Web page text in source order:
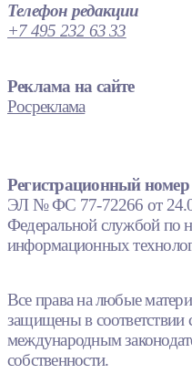
Телефон редакции
+7 495 232 63 33
Реклама на сайте
Росреклама
Регистрационный номер
ЭЛ № ФС 77-72266 от
Федеральной службой по
информационных
Все права на любые
защищены в соответствии
международным
собственности.